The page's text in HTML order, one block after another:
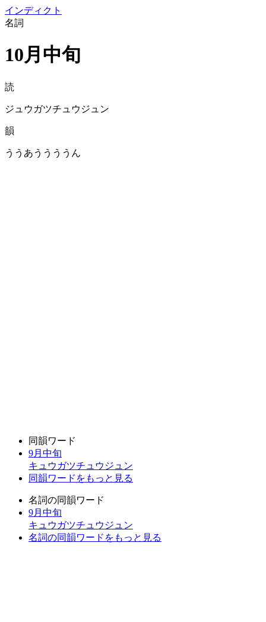
インディクト
名詞
10月中旬
読
ジュウガツチュウジュン
韻
ううあううううん
同韻ワード
9月中旬
キュウガツチュウジュン
同韻ワードをもっと見る
名詞の同韻ワード
9月中旬
キュウガツチュウジュン
名詞の同韻ワードをもっと見る